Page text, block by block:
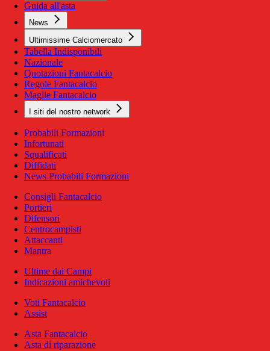
Guida all'asta
News
Ultimissime Calciomercato
Tabella Indisponibili
Nazionale
Quotazioni Fantacalcio
Regole Fantacalcio
Maglie Fantacalcio
I siti del nostro network
Probabili Formazioni
Infortunati
Squalificati
Diffidati
News Probabili Formazioni
Consigli Fantacalcio
Portieri
Difensori
Centrocampisti
Attaccanti
Mantra
Ultime dai Campi
Indicazioni amichevoli
Voti Fantacalcio
Assist
Asta Fantacalcio
Asta di riparazione